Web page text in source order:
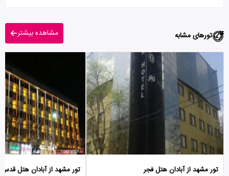
تورهای مشابه مشاهده بیشتر
تور مشهد از آبادان هتل فجر تور مشهد از آبادان هتل قدس